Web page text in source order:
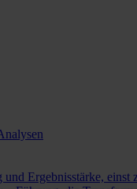
und Ergebnisstärke,